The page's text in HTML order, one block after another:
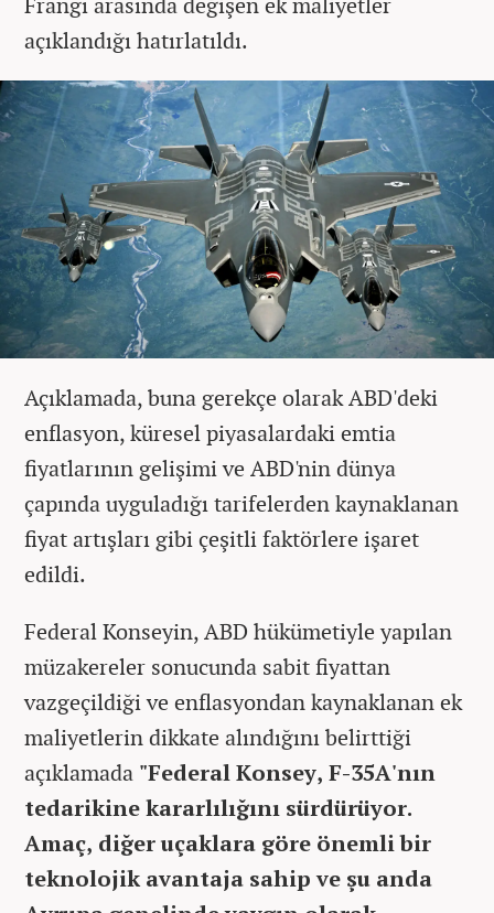
açıklandığı hatırlatıldı.
Açıklamada, buna gerekçe olarak ABD'deki
enflasyon, küresel piyasalardaki emtia
fiyatlarının gelişimi ve ABD'nin dünya
çapında uyguladığı tarifelerden kaynaklanan
fiyat artışları gibi çeşitli faktörlere işaret
edildi.
Federal Konseyin, ABD hükümetiyle yapılan
müzakereler sonucunda sabit fiyattan
vazgeçildiği ve enflasyondan kaynaklanan ek
maliyetlerin dikkate alındığını belirttiği
açıklamada "Federal Konsey, F-35A'nın
tedarikine kararlılığını sürdürüyor.
Amaç, diğer uçaklara göre önemli bir
teknolojik avantaja sahip ve şu anda